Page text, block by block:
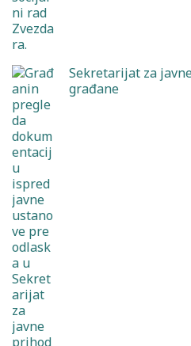
Sekretarijat za
građane